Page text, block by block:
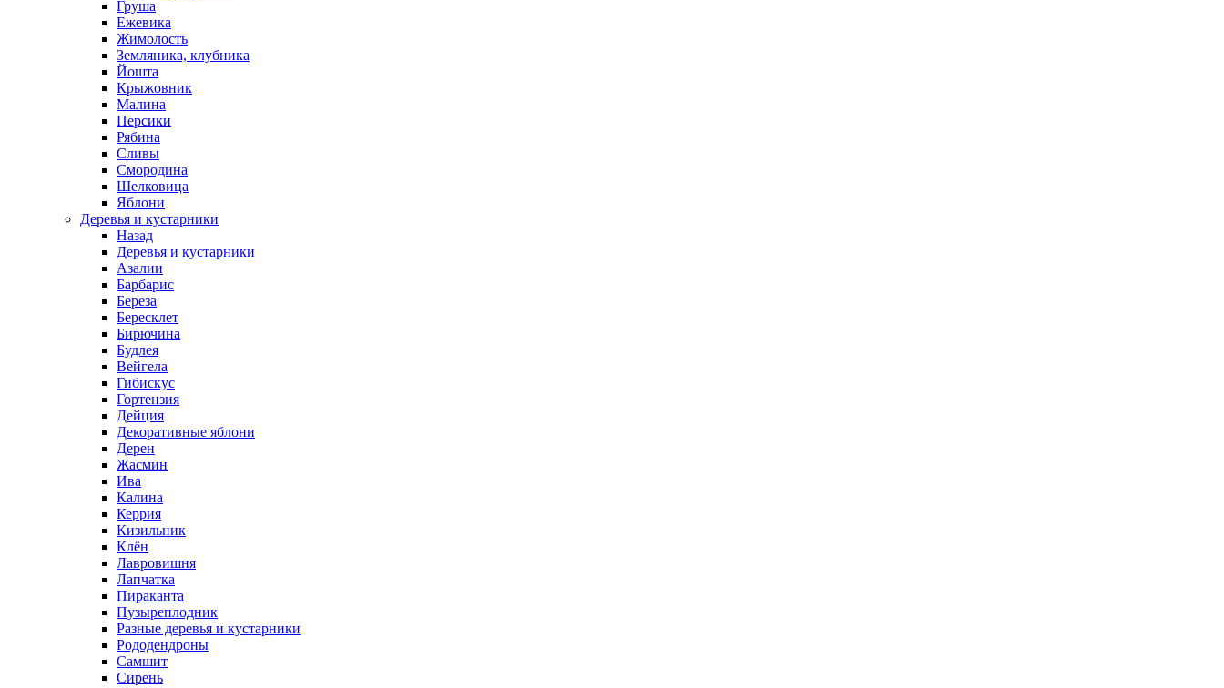
Груша
Ежевика
Жимолость
Земляника, клубника
Йошта
Крыжовник
Малина
Персики
Рябина
Сливы
Смородина
Шелковица
Яблони
Деревья и кустарники
Назад
Деревья и кустарники
Азалии
Барбарис
Береза
Бересклет
Бирючина
Будлея
Вейгела
Гибискус
Гортензия
Дейция
Декоративные яблони
Дерен
Жасмин
Ива
Калина
Керрия
Кизильник
Клён
Лавровишня
Лапчатка
Пираканта
Пузыреплодник
Разные деревья и кустарники
Рододендроны
Самшит
Сирень